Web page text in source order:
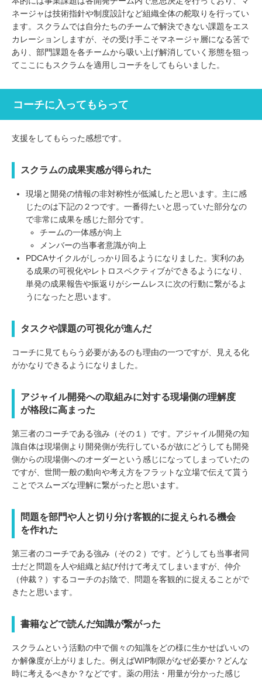
ネージャは技術指針や制度設計など組織全体の舵取りを行ってい
ます。スクラムでは自分たちのチームで解決できない課題をエス
カレーションしますが、その受け手こそマネージャ層になる筈で
あり、部門課題を各チームから吸い上げ解消していく形態を狙っ
てここにもスクラムを適用しコーチをしてもらいました。
コーチに入ってもらって
支援をしてもらった感想です。
スクラムの成果実感が得られた
現場と開発の情報の非対称性が低減したと思います。主に感
じたのは下記の２つです。一番得たいと思っていた部分なの
で非常に成果を感じた部分です。
チームの一体感が向上
メンバーの当事者意識が向上
PDCAサイクルがしっかり回るようになりました。実利のあ
る成果の可視化やレトロスペクティブができるようになり、
単発の成果報告や振返りがシームレスに次の行動に繋がるよ
うになったと思います。
タスクや課題の可視化が進んだ
コーチに見てもらう必要があるのも理由の一つですが、見える化
がかなりできるようになりました。
アジャイル開発への取組みに対する現場側の理解度
が格段に高まった
第三者のコーチである強み（その１）です。アジャイル開発の知
識自体は現場側より開発側が先行しているが故にどうしても開発
側からの現場側へのオーダーという感じになってしまっていたの
ですが、世間一般の動向や考え方をフラットな立場で伝えて貰う
ことでスムーズな理解に繋がったと思います。
問題を部門や人と切り分け客観的に捉えられる機会
を作れた
第三者のコーチである強み（その２）です。どうしても当事者同
士だと問題を人や組織と結び付けて考えてしまいますが、仲介
（仲裁？）するコーチのお陰で、問題を客観的に捉えることがで
きたと思います。
書籍などで読んだ知識が繋がった
スクラムという活動の中で個々の知識をどの様に生かせばいいの
か解像度が上がりました。例えばWIP制限がなぜ必要か？どんな
時に考えるべきか？などです。薬の用法・用量が分かった感じ